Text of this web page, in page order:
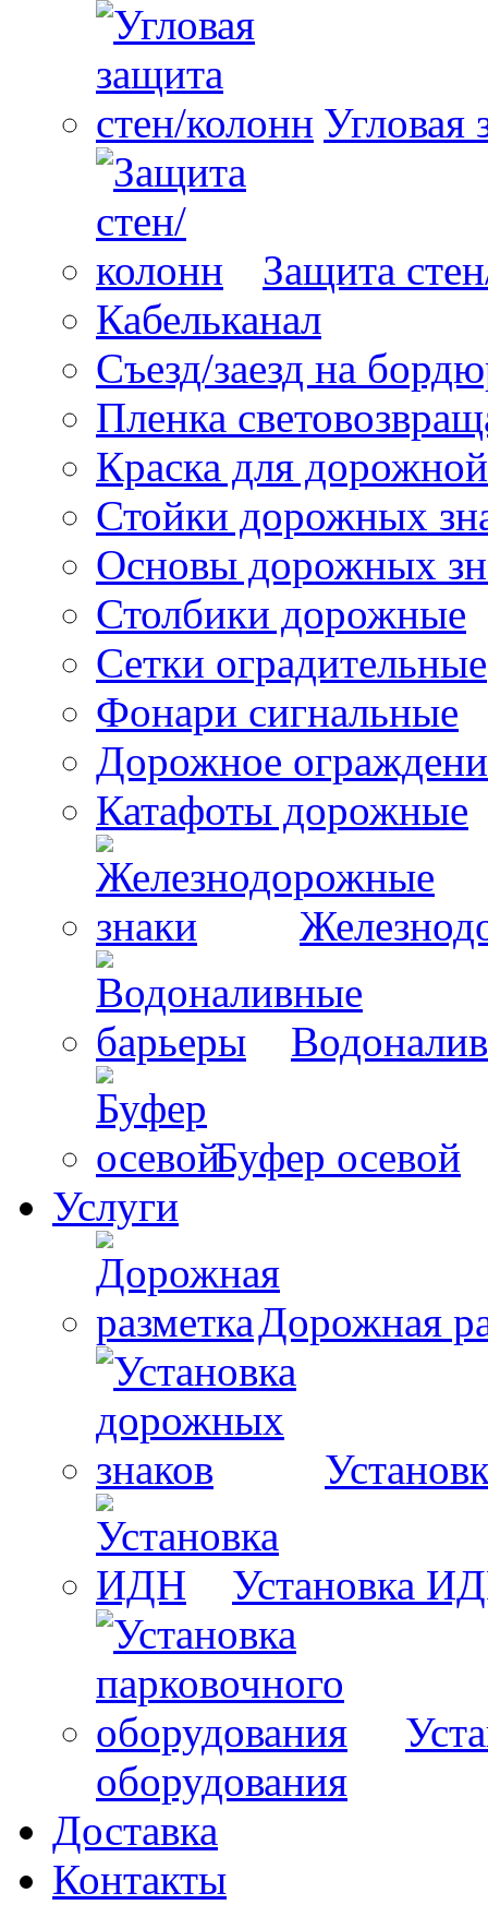
Угловая
Защита
Кабельканал
Съезд/заезд на
Пленка
Краска для
Стойки дорожных
Основы дорожных
Столбики дорожные
Сетки оградительные
Фонари сигнальные
Дорожное
Катафоты дорожные
Буфер осевой
Услуги
Дорожная
Установка
оборудования
Доставка
Контакты